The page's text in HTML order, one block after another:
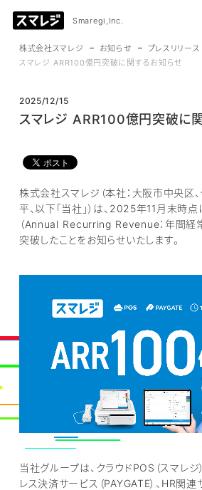
Smaregi,Inc.
株式会社スマレジ お知らせ
プレスリリース
スマレジ ARR100億円突破に関するお知らせ
2025/12/15
スマレジ ARR100億円突破に
株式会社スマレジ（本社：大阪市中央区
平、以下「当社」）は、2025年11月末時
（Annual Recurring Revenue：年間経
突破したことをお知らせいたします。
当社グループは、クラウドPOS（スマレジ
レス決済サービス（PAYGATE）、HR関連